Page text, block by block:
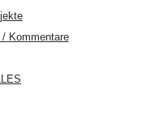
/ Kommentare